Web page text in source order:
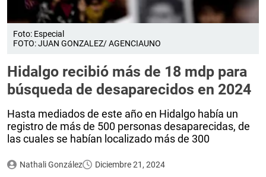
Foto: Especial
FOTO: JUAN GONZALEZ/ AGENCIAUNO
Hidalgo recibió más de 18 mdp para
búsqueda de desaparecidos en 2024
Hasta mediados de este año en Hidalgo había un
registro de más de 500 personas desaparecidas, de
las cuales se habían localizado más de 300
Nathali González Diciembre 21, 2024